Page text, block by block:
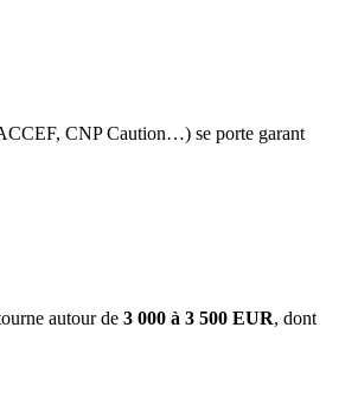
CNP Caution…) se porte garant
autour de 3 000 à 3 500 EUR, dont